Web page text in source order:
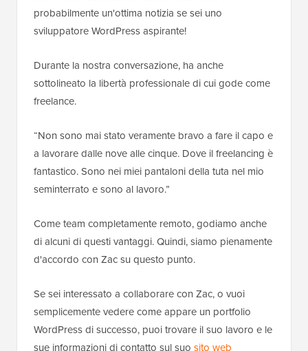
probabilmente un'ottima notizia se sei uno
sviluppatore WordPress aspirante!
Durante la nostra conversazione, ha anche
sottolineato la libertà professionale di cui gode come
freelance.
“Non sono mai stato veramente bravo a fare il capo e
a lavorare dalle nove alle cinque. Dove il freelancing è
fantastico. Sono nei miei pantaloni della tuta nel mio
seminterrato e sono al lavoro.”
Come team completamente remoto, godiamo anche
di alcuni di questi vantaggi. Quindi, siamo pienamente
d'accordo con Zac su questo punto.
Se sei interessato a collaborare con Zac, o vuoi
semplicemente vedere come appare un portfolio
WordPress di successo, puoi trovare il suo lavoro e le
sue informazioni di contatto sul suo sito web